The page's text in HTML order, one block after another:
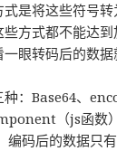
是将这些符号
方式都不能达
眼转码后的数
：Base64、
（js函数）
编码后的数据只